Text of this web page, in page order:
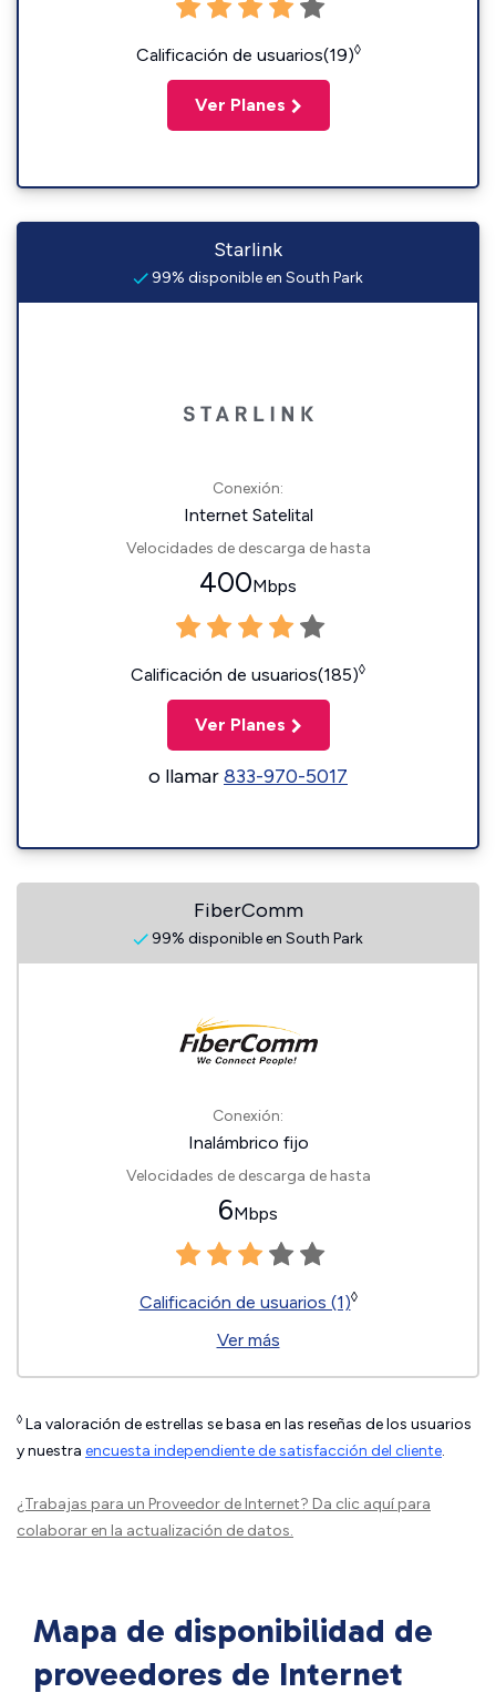
Calificación de usuarios(19)◊
Ver Planes
Starlink
99% disponible en South Park
Conexión:
Internet Satelital
Velocidades de descarga de hasta
400Mbps
Calificación de usuarios(185)◊
Ver Planes
o llamar833-970-5017
FiberComm
99% disponible en South Park
Conexión:
Inalámbrico fijo
Velocidades de descarga de hasta
6Mbps
Calificación de usuarios (1)◊
Ver más
◊ La valoración de estrellas se basa en las reseñas de los usuarios
y nuestra encuesta independiente de satisfacción del cliente.
¿Trabajas para un Proveedor de Internet? Da clic aquípara
colaborar en la actualización de datos.
Mapa de disponibilidad de
proveedores de Internet